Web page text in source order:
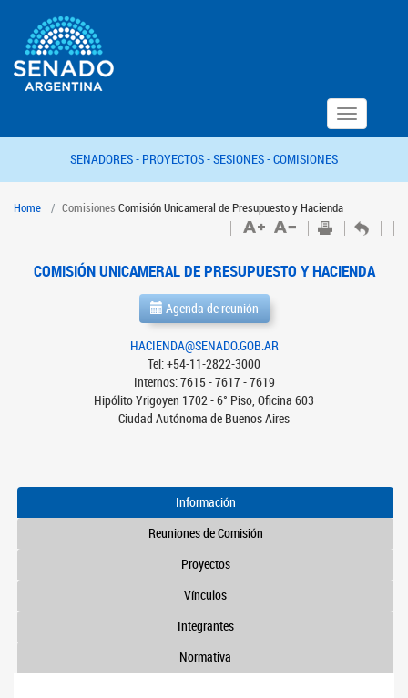
Toggle
navigation
SENADORES - PROYECTOS -SESIONES -COMISIONES
Home Comisiones Comisión Unicameral de Presupuesto y Hacienda
COMISIÓN UNICAMERAL DE PRESUPUESTO Y HACIENDA
Agenda de reunión
HACIENDA@SENADO.GOB.AR
Tel: +54-11-2822-3000
Internos: 7615 - 7617 - 7619
Hipólito Yrigoyen 1702 - 6° Piso, Oficina 603
Ciudad Autónoma de Buenos Aires
Información
Reuniones de Comisión
Proyectos
Vínculos
Integrantes
Normativa